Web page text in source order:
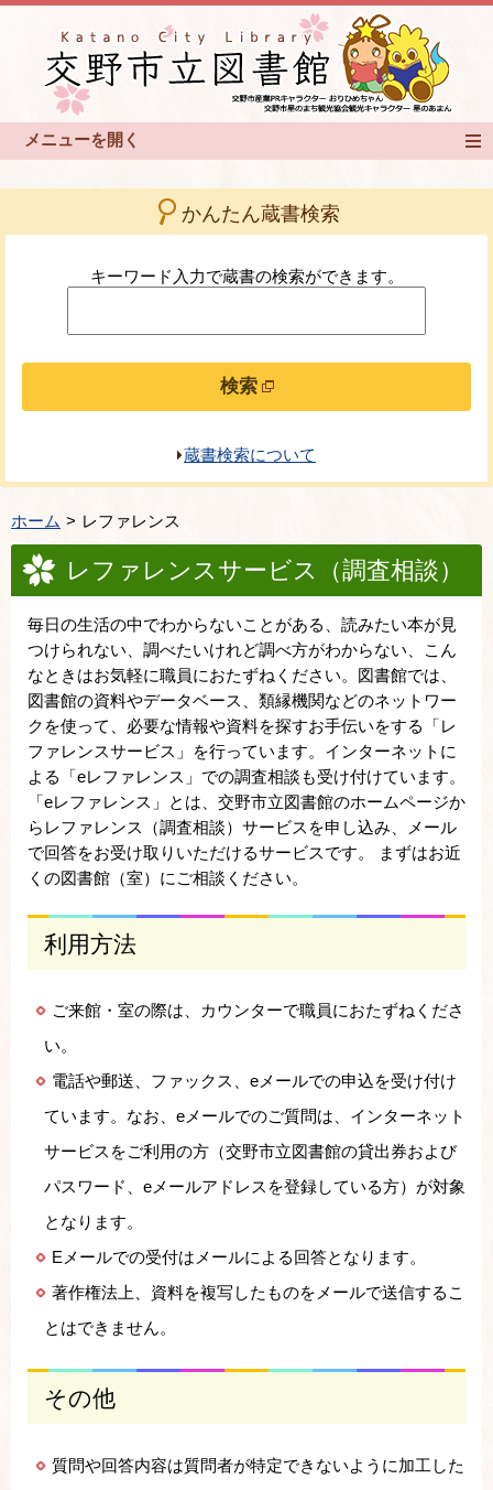
かんたん蔵書検索
キーワード入力で蔵書の検索ができます。
検索
蔵書検索について
ホーム レファレンス
レファレンスサービス（調査相談）
毎日の生活の中でわからないことがある、読みたい本が見
つけられない、調べたいけれど調べ方がわからない、こん
なときはお気軽に職員におたずねください。図書館では、
図書館の資料やデータベース、類縁機関などのネットワー
クを使って、必要な情報や資料を探すお手伝いをする「レ
ファレンスサービス」を行っています。インターネットに
よる「eレファレンス」での調査相談も受け付けています。
「eレファレンス」とは、交野市立図書館のホームページか
らレファレンス（調査相談）サービスを申し込み、メール
で回答をお受け取りいただけるサービスです。 まずはお近
くの図書館（室）にご相談ください。
利用方法
ご来館・室の際は、カウンターで職員におたずねくださ
い。
電話や郵送、ファックス、eメールでの申込を受け付け
ています。なお、eメールでのご質問は、インターネット
サービスをご利用の方（交野市立図書館の貸出券および
パスワード、eメールアドレスを登録している方）が対象
となります。
Eメールでの受付はメールによる回答となります。
著作権法上、資料を複写したものをメールで送信するこ
とはできません。
その他
質問や回答内容は質問者が特定できないように加工した